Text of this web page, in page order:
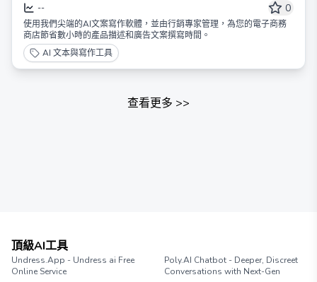
-- 0
使用我們尖端的AI文案寫作軟體，並由行銷專家管理，為您的電子商務
商店節省數小時的產品描述和廣告文案撰寫時間。
AI 文本與寫作工具
查看更多 >>
頂級AI工具
Undress.App - Undress ai Free
Online Service
Poly.AI Chatbot - Deeper, Discreet
Conversations with Next-Gen